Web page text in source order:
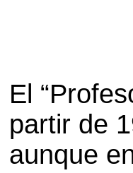
El
partir de
aunque